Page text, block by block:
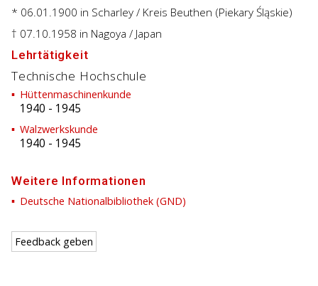
* 06.01.1900 in Scharley / Kreis Beuthen (Piekary Śląskie)
† 07.10.1958 in Nagoya / Japan
Lehrtätigkeit
Technische Hochschule
Hüttenmaschinenkunde
1940 - 1945
Walzwerkskunde
1940 - 1945
Weitere Informationen
Deutsche Nationalbibliothek (GND)
Feedback geben